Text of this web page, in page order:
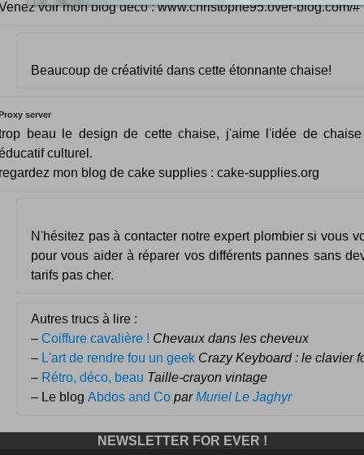
voir mon blog déco : www.christophe95.over-blog.com/#
Beaucoup de créativité dans cette étonnante chaise!
server
beau le design de cette chaise, j'aime l'idée de
culturel.
mon blog de cake supplies : cake-supplies.org
N'hésitez pas à contacter notre expert plombier si vous
pour vous aider à réparer vos différents pannes sans
tarifs pas cher.
Autres trucs à lire :
– Coiffure cavalière ! Chevaux dans les cheveux
– L'art de rendre fou un geek Crazy Keyboard : le clavier
– Rétro, déco, beau Taille-crayon vintage
– Le blog Abdos and Co parMuriel Le Jaghyr
NEWSLETTER FOR EVER !